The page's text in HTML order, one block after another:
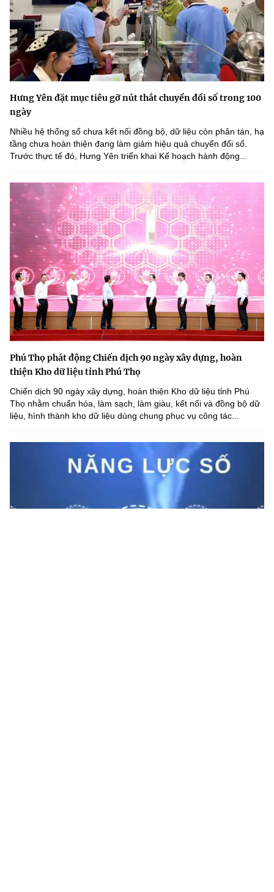
Hưng Yên đặt mục tiêu gỡ nút thắt chuyển đổi số trong 100
ngày
Nhiều hệ thống số chưa kết nối đồng bộ, dữ liệu còn phân tán, hạ
tầng chưa hoàn thiện đang làm giảm hiệu quả chuyển đổi số.
Trước thực tế đó, Hưng Yên triển khai Kế hoạch hành động...
Phú Thọ phát động Chiến dịch 90 ngày xây dựng, hoàn
thiện Kho dữ liệu tỉnh Phú Thọ
Chiến dịch 90 ngày xây dựng, hoàn thiện Kho dữ liệu tỉnh Phú
Thọ nhằm chuẩn hóa, làm sạch, làm giàu, kết nối và đồng bộ dữ
liệu, hình thành kho dữ liệu dùng chung phục vụ công tác...